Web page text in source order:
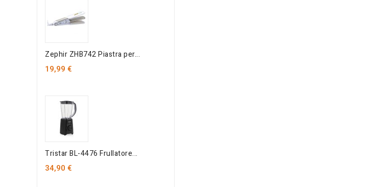
Zephir ZHB742 Piastra per...
19,99 €
Tristar BL-4476 Frullatore...
34,90 €